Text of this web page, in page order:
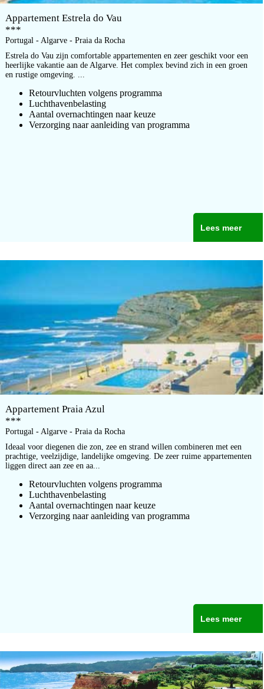
Appartement Estrela do Vau
***
Portugal - Algarve - Praia da Rocha
Estrela do Vau zijn comfortable appartementen en zeer geschikt voor een
heerlijke vakantie aan de Algarve. Het complex bevind zich in een groen
en rustige omgeving. ...
Retourvluchten volgens programma
Luchthavenbelasting
Aantal overnachtingen naar keuze
Verzorging naar aanleiding van programma
Lees meer
Appartement Praia Azul
***
Portugal - Algarve - Praia da Rocha
Ideaal voor diegenen die zon, zee en strand willen combineren met een
prachtige, veelzijdige, landelijke omgeving. De zeer ruime appartementen
liggen direct aan zee en aa...
Retourvluchten volgens programma
Luchthavenbelasting
Aantal overnachtingen naar keuze
Verzorging naar aanleiding van programma
Lees meer